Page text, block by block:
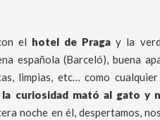
el hotel de Praga y la
española (Barceló), buena
limpias, etc… como
la curiosidad mató al gato y
noche en él, despertamos,